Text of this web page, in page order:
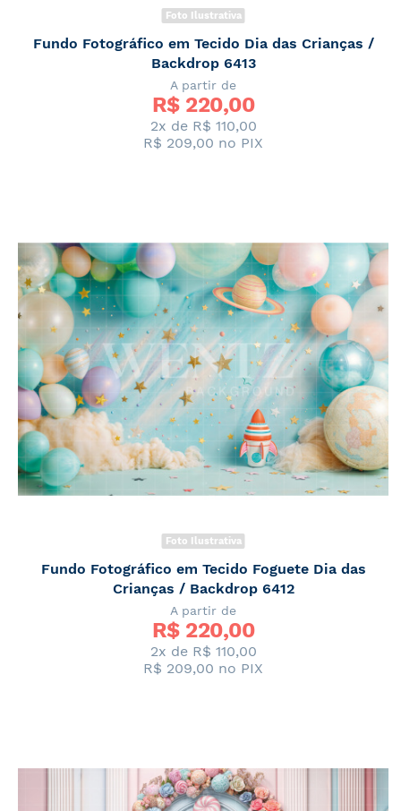
Foto Ilustrativa
Fundo Fotográfico em Tecido Dia das Crianças /
Backdrop 6413
A partir de
R$ 220,00
2x de R$ 110,00
R$ 209,00 no PIX
Foto Ilustrativa
Fundo Fotográfico em Tecido Foguete Dia das
Crianças / Backdrop 6412
A partir de
R$ 220,00
2x de R$ 110,00
R$ 209,00 no PIX